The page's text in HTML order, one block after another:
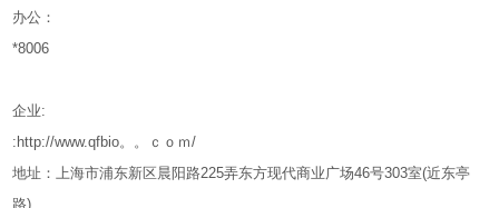
办公：
*8006
企业:
:http://www.qfbio。。ｃｏｍ/
地址：上海市浦东新区晨阳路225弄东方现代商业广场46号303室(近东亭
路)